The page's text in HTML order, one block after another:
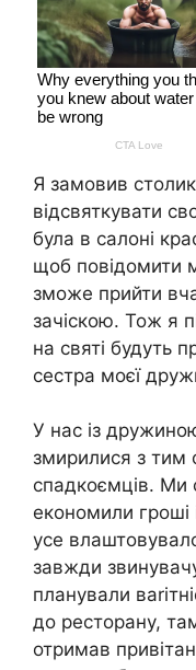
Я замовив
відсвяткувати
була в салоні
щоб повідомити
зможе прийти
зачіскою. Тож я
на святі будуть
сестра моєї
У нас із
змирилися з
спадкоємців. Ми
економили
усе
завжди
планували
до ресторану,
отримав